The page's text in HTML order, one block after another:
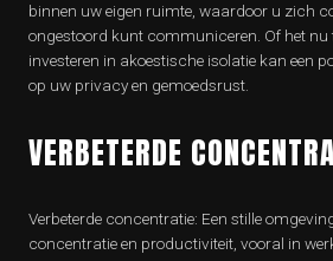
binnen uw eigen ruimte, waardoor u zich
ongestoord kunt communiceren. Of het nu
investeren in akoestische isolatie kan een
op uw privacy en gemoedsrust.
VERBETERDE
Verbeterde concentratie: Een stille
concentratie en productiviteit, vooral in